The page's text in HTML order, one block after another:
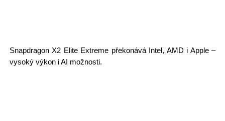
Snapdragon X2 Elite Extreme překonává Intel, AMD i Apple –
vysoký výkon i AI možnosti.